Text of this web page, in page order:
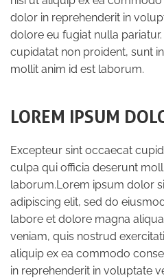
dolor in reprehenderit in
dolore eu fugiat nulla
cupidatat non proident, sunt
mollit anim id est laborum.
LOREM IPSUM
Excepteur sint occaecat
culpa qui officia deserunt
laborum.Lorem ipsum dolor
adipiscing elit, sed do
labore et dolore magna
veniam, quis nostrud
aliquip ex ea commodo
in reprehenderit in voluptate